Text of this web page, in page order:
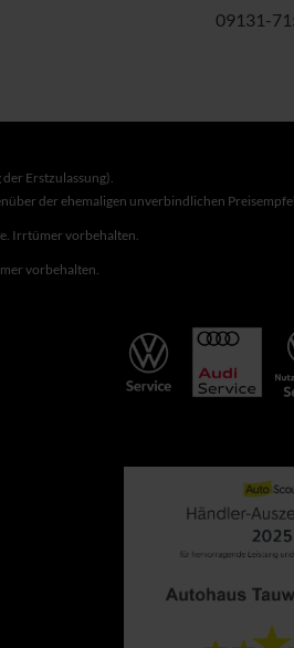
09131-
Erstzulassung).
der ehemaligen unverbindlichen
Irrtümer vorbehalten.
vorbehalten.